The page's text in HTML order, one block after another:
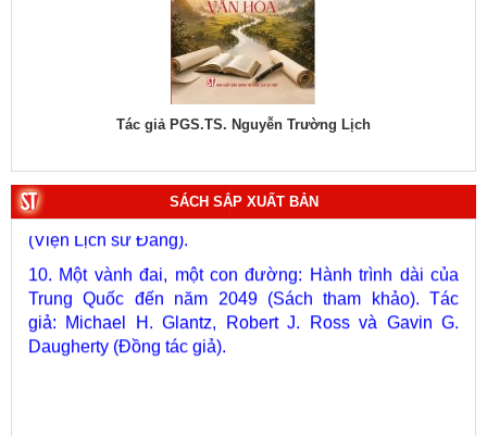
Tác giả PGS.TS. Nguyễn Trường Lịch
SÁCH SẮP XUẤT BẢN
Tác giả: Thượng tướng, PGS.TS. Trần Quốc Tỏ (Chủ
8. Hà Nội - Thành phố Hồ Chí Minh: Dấu ấn lịch sử qua
từng khoảnh khắc (Song ngữ Việt - Anh). Tác giả: Tập
của dân tộc Việt Nam. Tác giả: TS. Vũ Trọng Hùng
(Viện Lịch sử Đảng).
10. Một vành đai, một con đường: Hành trình dài của
Trung Quốc đến năm 2049 (Sách tham khảo). Tác
giả:Michael H. Glantz, Robert J. Ross và Gavin G.
Daugherty (Đồng tác giả).